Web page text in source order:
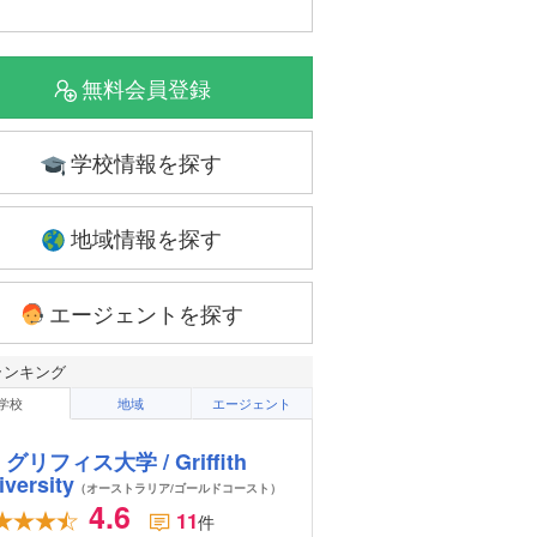
無料会員登録
学校情報を探す
地域情報を探す
エージェントを探す
キング
校 地域 エージェント
グリフィス大学 / Griffith
（オーストラリア/ゴールドコースト）
4.6 11件